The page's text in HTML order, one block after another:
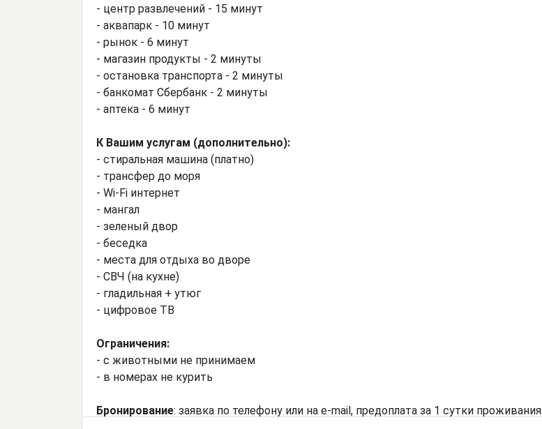
- центр развлечений - 15 минут
- аквапарк - 10 минут
- рынок - 6 минут
- магазин продукты - 2 минуты
- остановка транспорта - 2 минуты
- банкомат Сбербанк - 2 минуты
- аптека - 6 минут
К Вашим услугам (дополнительно):
- стиральная машина (платно)
- трансфер до моря
- Wi-Fi интернет
- мангал
- зеленый двор
- беседка
- места для отдыха во дворе
- СВЧ (на кухне)
- гладильная + утюг
- цифровое ТВ
Ограничения:
- с животными не принимаем
- в номерах не курить
Бронирование: заявка по телефону или на e-mail, предоплата за 1 сутки проживания